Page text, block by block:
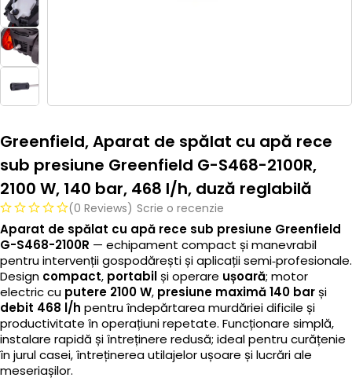
Greenfield, Aparat de spălat cu apă rece
sub presiune Greenfield G-S468-2100R,
2100 W, 140 bar, 468 l/h, duză reglabilă
(0 Reviews) Scrie o recenzie
Aparat de spălat cu apă rece sub presiune Greenfield
G-S468-2100R — echipament compact și manevrabil
pentru intervenții gospodărești și aplicații semi‑profesionale.
Design compact, portabilși operare ușoară; motor
electric cu putere 2100 W, presiune maximă 140 barși
debit 468 l/h pentru îndepărtarea murdăriei dificile și
productivitate în operațiuni repetate. Funcționare simplă,
instalare rapidă și întreținere redusă; ideal pentru curățenie
în jurul casei, întreținerea utilajelor ușoare și lucrări ale
meseriașilor.